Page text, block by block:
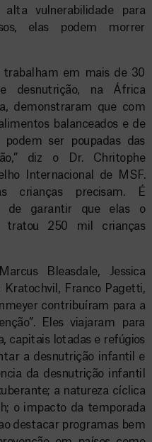
vulnerabilidade para
elas podem morrer
trabalham em mais de 30
desnutrição, na África
demonstraram que com
balanceados e de
podem ser poupadas das
diz o Dr. Chritophe
Internacional de MSF.
crianças precisam. É
de garantir que elas o
tratou 250 mil crianças
Bleasdale, Jessica
Kratochvil, Franco Pagetti,
contribuíram para a
Eles viajaram para
capitais lotadas e refúgios
a desnutrição infantil e
da desnutrição infantil
a natureza cíclica
o impacto da temporada
destacar programas bem